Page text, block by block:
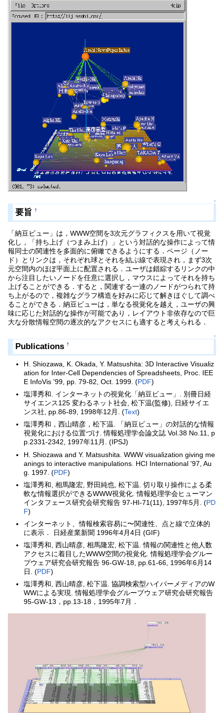
↑
要旨 †
「納豆ビュー」は，WWW空間を3次元グラフィクスを用いて視覚
化し，「持ち上げ（つまみ上げ）」という対話的な操作によって情
報同士の関連性を多面的に俯瞰できるようにする．ページ（ノー
ド）とリンクは，それぞれ球とそれを結ぶ線で表現され，まず3次
元空間内のほぼ平面上に配置される．ユーザは錯綜するリンクの中
から注目したいノードを任意に選択し，マウスによってそれを持ち
上げることができる．すると，関連する一連のノードがつられて持
ち上がるので，複雑なグラフ構造を好みに応じて解きほぐして調べ
ることができる．納豆ビューは，単なる視覚化を越え，ユーザの興
味に応じた対話的な操作が可能であり，レイアウト非依存なので巨
大な分散情報空間の逐次的なアクセスにも適すると考えられる．
↑
Publications †
H. Shiozawa, K. Okada, Y. Matsushita: 3D Interactive Visualiz
ation for Inter-Cell Dependencies of Spreadsheets, Proc. IEE
E InfoVis '99, pp. 79-82, Oct. 1999. (PDF)
塩澤秀和. インターネットの視覚化「納豆ビュー」. 別冊日経
サイエンス125 変わるネット社会, 松下温(監修), 日経サイエ
ンス社, pp.86-89, 1998年12月. (Text)
塩澤秀和，西山晴彦，松下温. 「納豆ビュー」の対話的な情報
視覚化における位置づけ. 情報処理学会論文誌 Vol.38 No.11, p
p.2331-2342, 1997年11月. (IPSJ)
H. Shiozawa and Y. Matsushita. WWW visualization giving me
anings to interactive manipulations. HCI International '97, Au
g. 1997. (PDF)
塩澤秀和, 相馬隆宏, 野田純也, 松下温. 切り取り操作による柔
軟な情報選択ができるWWW視覚化. 情報処理学会ヒューマン
インタフェース研究会研究報告 97-HI-71(11), 1997年5月. (PD
F)
インターネット、情報検索容易に〜関連性、点と線で立体的
に表示． 日経産業新聞 1996年4月4日 (GIF)
塩澤秀和, 西山晴彦, 相馬隆宏, 松下温. 情報の関連性と他人数
アクセスに着目したWWW空間の視覚化. 情報処理学会グルー
プウェア研究会研究報告 96-GW-18, pp.61-66, 1996年6月14
日. (PDF)
塩澤秀和, 西山晴彦, 松下温. 協調検索型ハイパーメディアのW
WWによる実現. 情報処理学会グループウェア研究会研究報告
95-GW-13，pp.13-18，1995年7月．